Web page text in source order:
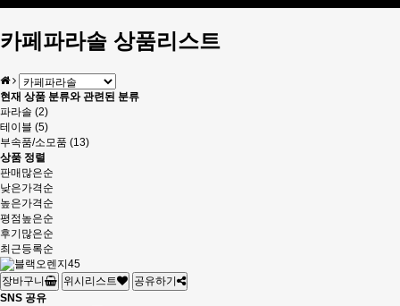
카페파라솔 상품리스트
현재 상품 분류와 관련된 분류
파라솔 (2)
테이블 (5)
부속품/소모품 (13)
상품 정렬
판매많은순
낮은가격순
높은가격순
평점높은순
후기많은순
최근등록순
장바구니 위시리스트
공유하기
SNS 공유